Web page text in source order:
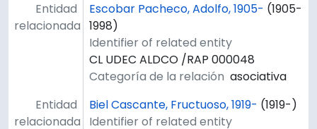
Entidad
relacionada
Escobar Pacheco, Adolfo, 1905- (1905-
1998)
Identifier of related entity
CL UDEC ALDCO /RAP 000048
Categoría de la relación asociativa
Entidad
relacionada
Biel Cascante, Fructuoso, 1919- (1919-)
Identifier of related entity